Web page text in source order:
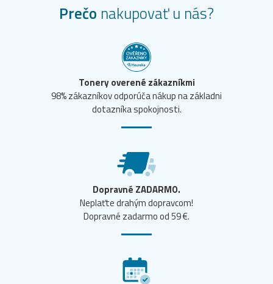
Prečo nakupovať u nás?
Tonery overené zákazníkmi
98% zákazníkov odporúča nákup na základni
dotazníka spokojnosti.
Dopravné ZADARMO.
Neplaťte drahým dopravcom!
Dopravné zadarmo od 59 €.